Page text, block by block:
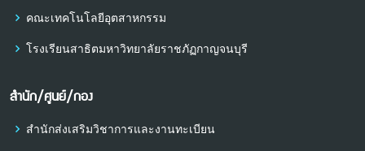
คณะเทคโนโลยีอุตสาหกรรม
โรงเรียนสาธิตมหาวิทยาลัยราชภัฏกาญจนบุรี
สำนัก/ศูนย์/กอง
สำนักส่งเสริมวิชาการและงานทะเบียน